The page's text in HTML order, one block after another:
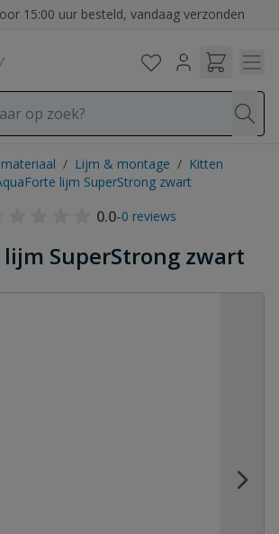
15:00 uur besteld, vandaag verzonden
/ Lijm & montage / Kitten
lijm SuperStrong zwart
0.0-0 reviews
SuperStrong zwart